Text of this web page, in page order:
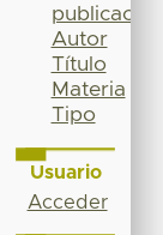
publicación
Autor
Título
Materia
Tipo
Usuario
Acceder